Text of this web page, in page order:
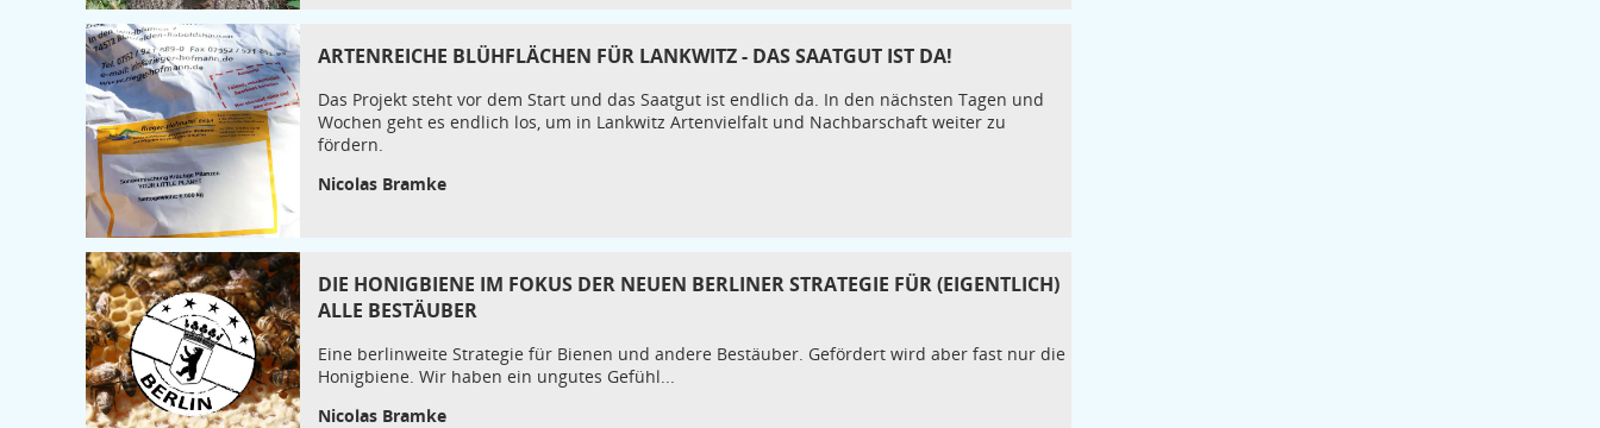
ARTENREICHE BLÜHFLÄCHEN FÜR LANKWITZ - DAS SAATGUT IST DA!
Das Projekt steht vor dem Start und das Saatgut ist endlich da. In den nächsten Tagen und
Wochen geht es endlich los, um in Lankwitz Artenvielfalt und Nachbarschaft weiter zu
fördern.
Nicolas Bramke
DIE HONIGBIENE IM FOKUS DER NEUEN BERLINER STRATEGIE FÜR (EIGENTLICH)
ALLE BESTÄUBER
Eine berlinweite Strategie für Bienen und andere Bestäuber. Gefördert wird aber fast nur die
Honigbiene. Wir haben ein ungutes Gefühl...
Nicolas Bramke